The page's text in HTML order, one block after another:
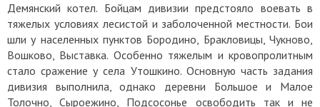
Демянский котел. Бойцам дивизии предстояло воевать в
тяжелых условиях лесистой и заболоченной местности. Бои
шли у населенных пунктов Бородино, Бракловицы, Чукново,
Вошково, Выставка. Особенно тяжелым и кровопролитным
стало сражение у села Утошкино. Основную часть задания
дивизия выполнила, однако деревни Большое и Малое
Толочно, Сыроежино, Подсосонье освободить так и не